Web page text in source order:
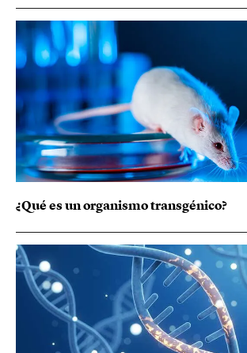
¿Qué es un organismo transgénico?